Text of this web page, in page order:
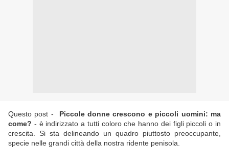
Questo post - Piccole donne crescono e piccoli uomini: ma
come? - è indirizzato a tutti coloro che hanno dei figli piccoli o in
crescita. Si sta delineando un quadro piuttosto preoccupante,
specie nelle grandi città della nostra ridente penisola.